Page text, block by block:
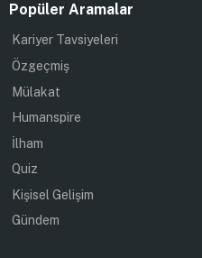
Popüler Aramalar
Kariyer Tavsiyeleri
Özgeçmiş
Mülakat
Humanspire
İlham
Quiz
Kişisel Gelişim
Gündem